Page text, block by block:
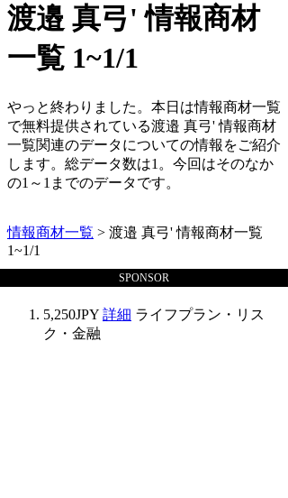
渡邉 真弓' 情報商材
一覧 1~1/1
やっと終わりました。本日は情報商材一覧
で無料提供されている渡邉 真弓' 情報商材
一覧関連のデータについての情報をご紹介
します。総データ数は1。今回はそのなか
の1～1までのデータです。
情報商材一覧 > 渡邉 真弓' 情報商材一覧
1~1/1
5,250JPY 詳細 ライフプラン・リス
ク・金融
SPONSOR